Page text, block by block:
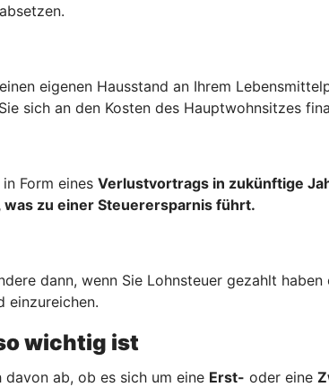
eigenen Hausstand an Ihrem
sich an den Kosten des Hauptwohnsitzes
Form eines Verlustvortrags in zukünftige
zu einer Steuerersparnis führt.
dann, wenn Sie Lohnsteuer gezahlt haben
einzureichen.
wichtig ist
ab, ob es sich um eine Erst- oder eine